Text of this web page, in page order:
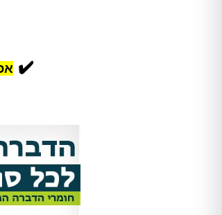
✔️
אריאל היה מקצועי מאוד מהשיחה
הראשונה. שלח לנו את אלדד ואחרי
להיכנס לחדר שהיה סגור בגלל שאי
אפשר היה לנשום בו. השירות היה
אחרי
בטוחה
ואמין!